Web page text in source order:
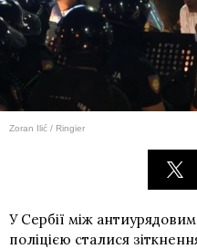
Zoran Ilić / Ringier
У Сербії між
поліцією сталися